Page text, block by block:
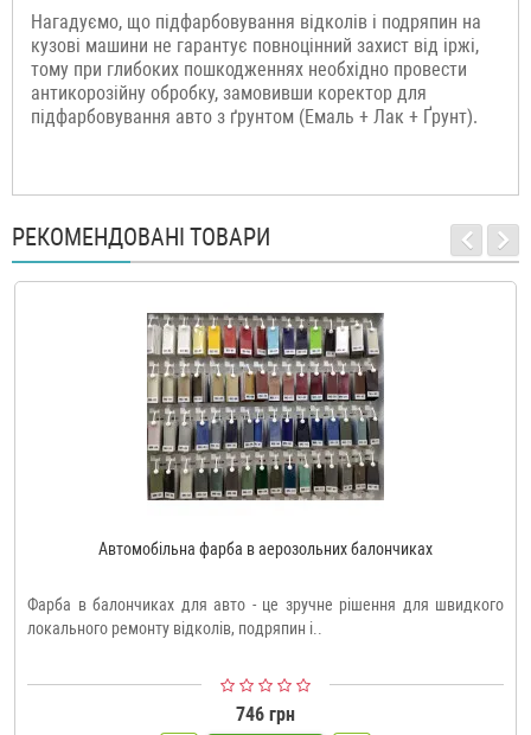
Нагадуємо, що підфарбовування відколів і подряпин на
кузові машини не гарантує повноцінний захист від іржі,
тому при глибоких пошкодженнях необхідно провести
антикорозійну обробку, замовивши коректор для
підфарбовування авто з ґрунтом (Емаль + Лак + Ґрунт).
РЕКОМЕНДОВАНІ ТОВАРИ
Автомобільна фарба в аерозольних балончиках
Фарба в балончиках для авто - це зручне рішення для швидкого
локального ремонту відколів, подряпин і..
746 грн